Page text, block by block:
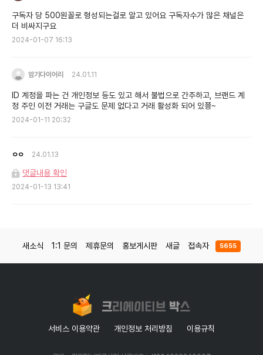
구독자 당 500원꼴로 형성되는걸로 알고 있어요 구독자수가 많은 채널은
더 비싸지구요
2024-01-07 16:13
암기다이어리 24.01.11
ID 계정을 파는 건 개인정보 등도 있고 해서 불법으로 간주하고, 브랜드 계
정 주인 이전 거래는 구글도 문제 없다고 거래 활성화 되어 있쭁~
2024-01-11 20:32
ㅇㅇ 24.01.13
댓글내용 확인
2024-01-13 13:41
새소식 1:1 문의 제휴문의 홍보게시판 새글 접속자 5655
서비스 이용약관 개인정보 처리방침 이용규칙